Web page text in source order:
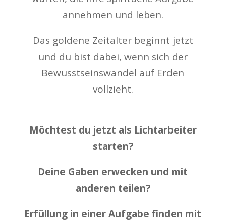
annehmen und leben.
Das goldene Zeitalter beginnt jetzt
und du bist dabei, wenn sich der
Bewusstseinswandel auf Erden
vollzieht.
Möchtest du jetzt als Lichtarbeiter
starten?
Deine Gaben erwecken und mit
anderen teilen?
Erfüllung in einer Aufgabe finden mit